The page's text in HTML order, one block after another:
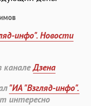
инфо". Новости
каналеДзена
"ИА "Взгляд-инфо".
интересно